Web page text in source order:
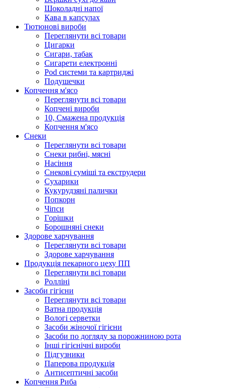
Шоколадні напої
Кава в капсулах
Тютюнові вироби
Переглянути всі товари
Цигарки
Сигари, табак
Сигарети електронні
Pod системи та картриджі
Подушечки
Копчення м'ясо
Переглянути всі товари
Копчені вироби
10, Смажена продукція
Копчення м'ясо
Снеки
Переглянути всі товари
Снеки рибні, мясні
Насіння
Снекові суміші та екструдери
Сухарики
Кукурудзяні пaлички
Попкорн
Чіпси
Гoрішки
Борошняні снеки
Здорове харчування
Переглянути всі товари
Здорове харчування
Продукцiя пекарного цеху ПП
Переглянути всі товари
Ролліні
Засоби гігієни
Переглянути всі товари
Ватна продукція
Вологi серветки
Засоби жіночої гігієни
Засоби по догляду за порожниною рота
Інші гігієнічні вироби
Підгузники
Паперова продукція
Антисептичні засоби
Копчення Риба